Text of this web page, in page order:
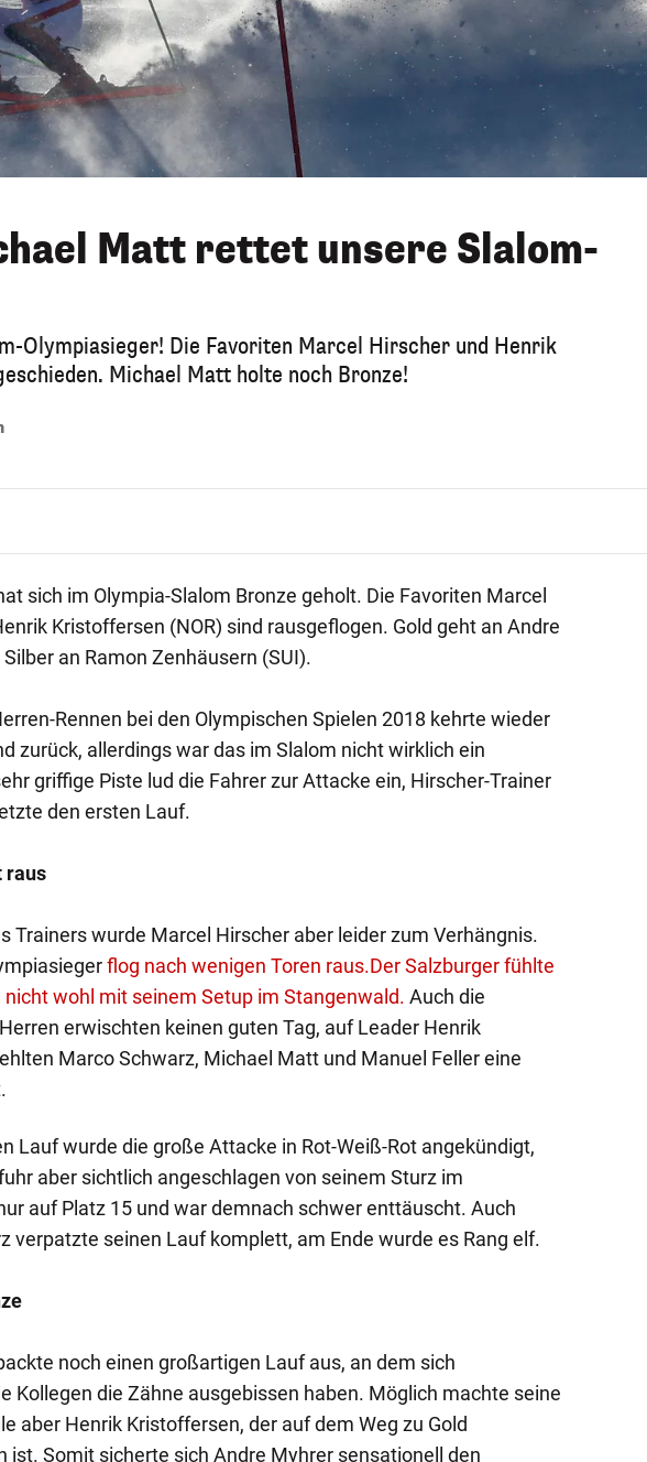
Matt rettet unsere Slalom-
Olympiasieger! Die Favoriten Marcel Hirscher und Henrik
Michael Matt holte noch Bronze!
sich im Olympia-Slalom Bronze geholt. Die Favoriten Marcel
Kristoffersen (NOR) sind rausgeflogen. Gold geht an Andre
an Ramon Zenhäusern (SUI).
Rennen bei den Olympischen Spielen 2018 kehrte wieder
zurück, allerdings war das im Slalom nicht wirklich ein
griffige Piste lud die Fahrer zur Attacke ein, Hirscher-Trainer
den ersten Lauf.
raus
Trainers wurde Marcel Hirscher aber leider zum Verhängnis.
flog nach wenigen Toren raus.Der Salzburger fühlte
nicht wohl mit seinem Setup im Stangenwald. Auch die
erwischten keinen guten Tag, auf Leader Henrik
Marco Schwarz, Michael Matt und Manuel Feller eine
Lauf wurde die große Attacke in Rot-Weiß-Rot angekündigt,
aber sichtlich angeschlagen von seinem Sturz im
auf Platz 15 und war demnach schwer enttäuscht. Auch
verpatzte seinen Lauf komplett, am Ende wurde es Rang elf.
noch einen großartigen Lauf aus, an dem sich
Kollegen die Zähne ausgebissen haben. Möglich machte seine
aber Henrik Kristoffersen, der auf dem Weg zu Gold
ist. Somit sicherte sich Andre Myhrer sensationell den